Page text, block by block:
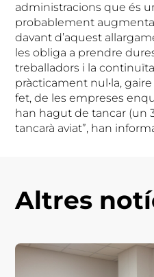
administracions que és
probablement
davant d’aquest
les obliga a prendre
treballadors i la
pràcticament nul•la,
fet, de les empreses
han hagut de tancar (un
tancarà aviat”, han
Altres